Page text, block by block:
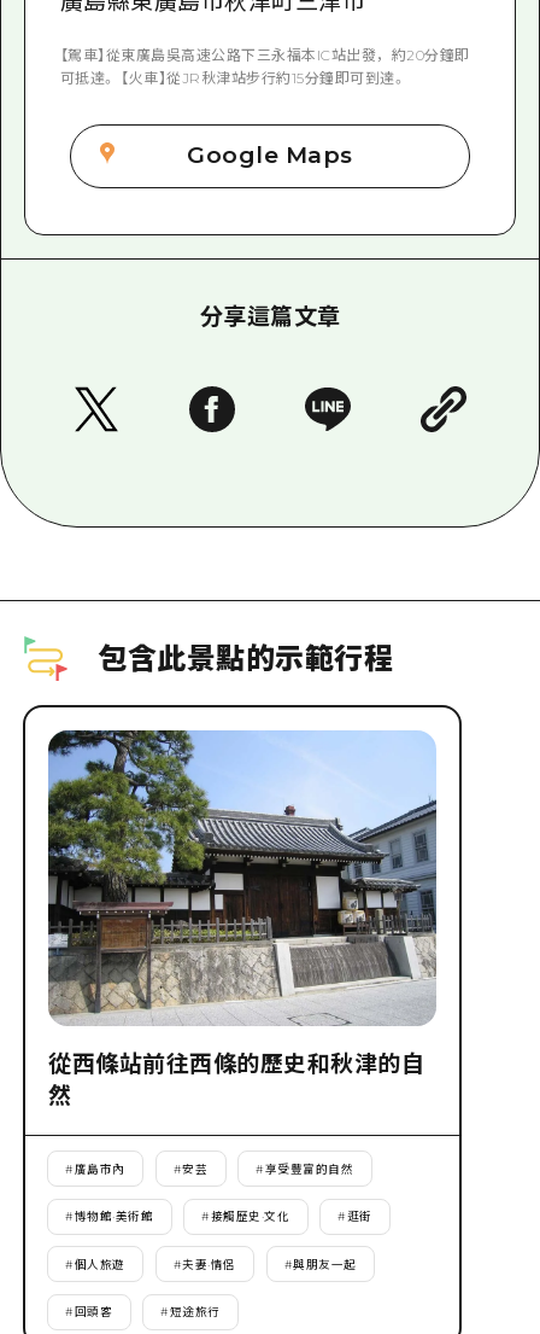
【駕車】從東廣島吳高速公路下三永福本IC站出發，約20分鐘即
可抵達。 【火車】從JR秋津站步行約15分鐘即可到達。
Google Maps
分享這篇文章
包含此景點的示範行程
從西條站前往西條的歷史和秋津的自
然
#廣島市內 #安芸 #享受豐富的自然
#博物館·美術館 #接觸歷史·文化 #逛街
#個人旅遊 #夫妻·情侶 #與朋友一起
# 回頭客 #短途旅行